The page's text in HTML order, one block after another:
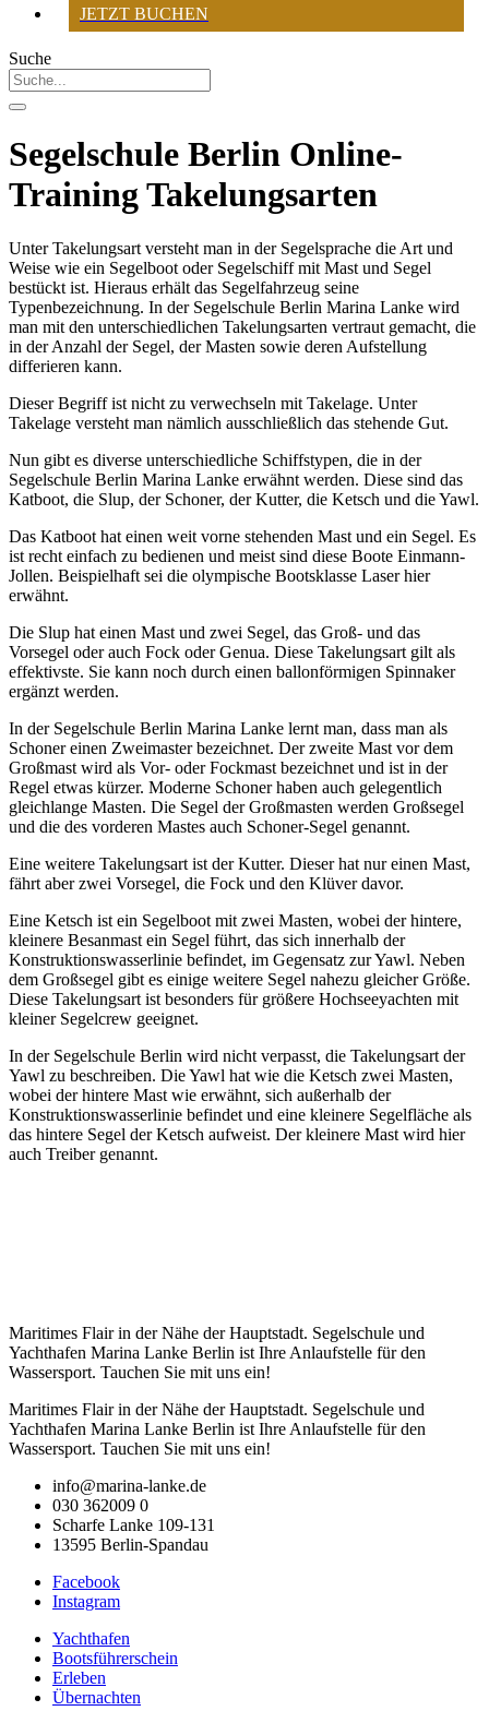
JETZT BUCHEN
Suche
Segelschule Berlin Online-
Training Takelungsarten
Unter Takelungsart versteht man in der Segelsprache die Art und
Weise wie ein Segelboot oder Segelschiff mit Mast und Segel
bestückt ist. Hieraus erhält das Segelfahrzeug seine
Typenbezeichnung. In der Segelschule Berlin Marina Lanke wird
man mit den unterschiedlichen Takelungsarten vertraut gemacht, die
in der Anzahl der Segel, der Masten sowie deren Aufstellung
differieren kann.
Dieser Begriff ist nicht zu verwechseln mit Takelage. Unter
Takelage versteht man nämlich ausschließlich das stehende Gut.
Nun gibt es diverse unterschiedliche Schiffstypen, die in der
Segelschule Berlin Marina Lanke erwähnt werden. Diese sind das
Katboot, die Slup, der Schoner, der Kutter, die Ketsch und die Yawl.
Das Katboot hat einen weit vorne stehenden Mast und ein Segel. Es
ist recht einfach zu bedienen und meist sind diese Boote Einmann-
Jollen. Beispielhaft sei die olympische Bootsklasse Laser hier
erwähnt.
Die Slup hat einen Mast und zwei Segel, das Groß- und das
Vorsegel oder auch Fock oder Genua. Diese Takelungsart gilt als
effektivste. Sie kann noch durch einen ballonförmigen Spinnaker
ergänzt werden.
In der Segelschule Berlin Marina Lanke lernt man, dass man als
Schoner einen Zweimaster bezeichnet. Der zweite Mast vor dem
Großmast wird als Vor- oder Fockmast bezeichnet und ist in der
Regel etwas kürzer. Moderne Schoner haben auch gelegentlich
gleichlange Masten. Die Segel der Großmasten werden Großsegel
und die des vorderen Mastes auch Schoner-Segel genannt.
Eine weitere Takelungsart ist der Kutter. Dieser hat nur einen Mast,
fährt aber zwei Vorsegel, die Fock und den Klüver davor.
Eine Ketsch ist ein Segelboot mit zwei Masten, wobei der hintere,
kleinere Besanmast ein Segel führt, das sich innerhalb der
Konstruktionswasserlinie befindet, im Gegensatz zur Yawl. Neben
dem Großsegel gibt es einige weitere Segel nahezu gleicher Größe.
Diese Takelungsart ist besonders für größere Hochseeyachten mit
kleiner Segelcrew geeignet.
In der Segelschule Berlin wird nicht verpasst, die Takelungsart der
Yawl zu beschreiben. Die Yawl hat wie die Ketsch zwei Masten,
wobei der hintere Mast wie erwähnt, sich außerhalb der
Konstruktionswasserlinie befindet und eine kleinere Segelfläche als
das hintere Segel der Ketsch aufweist. Der kleinere Mast wird hier
auch Treiber genannt.
Maritimes Flair in der Nähe der Hauptstadt. Segelschule und
Yachthafen Marina Lanke Berlin ist Ihre Anlaufstelle für den
Wassersport. Tauchen Sie mit uns ein!
Maritimes Flair in der Nähe der Hauptstadt. Segelschule und
Yachthafen Marina Lanke Berlin ist Ihre Anlaufstelle für den
Wassersport. Tauchen Sie mit uns ein!
info@marina-lanke.de
030 362009 0
Scharfe Lanke 109-131
13595 Berlin-Spandau
Facebook
Instagram
Yachthafen
Bootsführerschein
Erleben
Übernachten